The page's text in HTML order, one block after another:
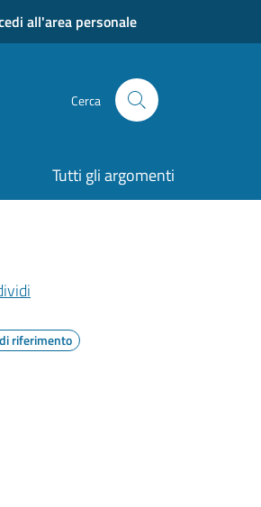
all'area personale
Cerca
Tutti gli argomenti
riferimento